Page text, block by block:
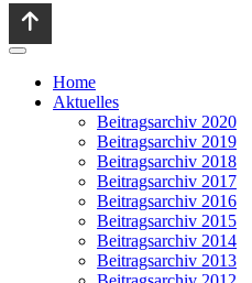
Home
Aktuelles
Beitragsarchiv 2020
Beitragsarchiv 2019
Beitragsarchiv 2018
Beitragsarchiv 2017
Beitragsarchiv 2016
Beitragsarchiv 2015
Beitragsarchiv 2014
Beitragsarchiv 2013